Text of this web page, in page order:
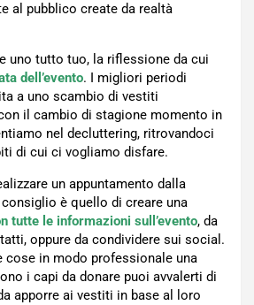
al pubblico create da realtà
uno tutto tuo, la riflessione da cui
dell’evento. I migliori periodi
a uno scambio di vestiti
il cambio di stagione momento in
nel decluttering, ritrovandoci
di cui ci vogliamo disfare.
un appuntamento dalla
è quello di creare una
tutte le informazioni sull’evento, da
oppure da condividere sui social.
cose in modo professionale una
i capi da donare puoi avvalerti di
apporre ai vestiti in base al loro